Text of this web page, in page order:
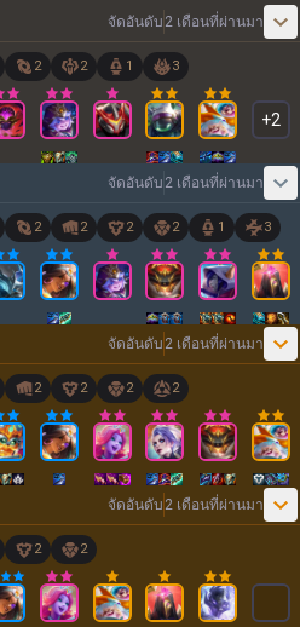
จัดอันดับ 2 เดือนที่ผ่านมา
2 2 1 3
+2
จัดอันดับ 2 เดือนที่ผ่านมา
2 2 2 2 1 3
จัดอันดับ 2 เดือนที่ผ่านมา
2 2 2 2
จัดอันดับ 2 เดือนที่ผ่านมา
2 2